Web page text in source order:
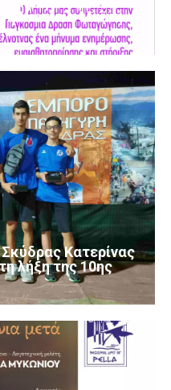
Νωτιαία Μυϊκή
Κατερίνας
λήξη της 10ης